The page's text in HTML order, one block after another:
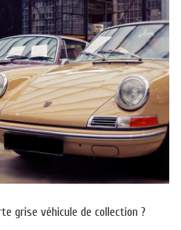
grise véhicule de collection ?